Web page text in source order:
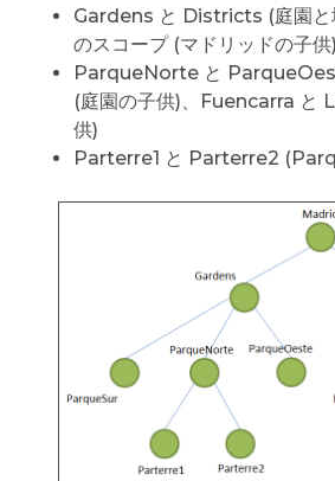
Gardens と Districts (庭園と
のスコープ (マドリッドの子供
ParqueNorte と
(庭園の子供)、Fuencarra と
供)
Parterre1 と Parterre2